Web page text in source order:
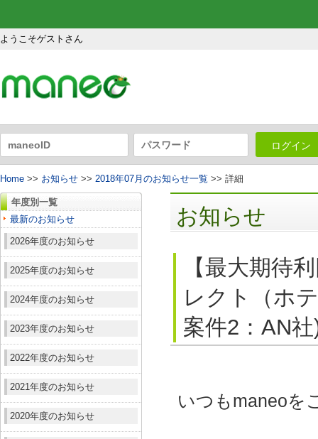
ようこそゲストさん
ログイン
Home >> お知らせ >> 2018年07月のお知らせ一覧 >> 詳細
年度別一覧
最新のお知らせ
2026年度のお知らせ
2025年度のお知らせ
2024年度のお知らせ
2023年度のお知らせ
2022年度のお知らせ
2021年度のお知らせ
2020年度のお知らせ
お知らせ
【最大期待
レクト（ホ
案件2：AN
いつもmaneoを